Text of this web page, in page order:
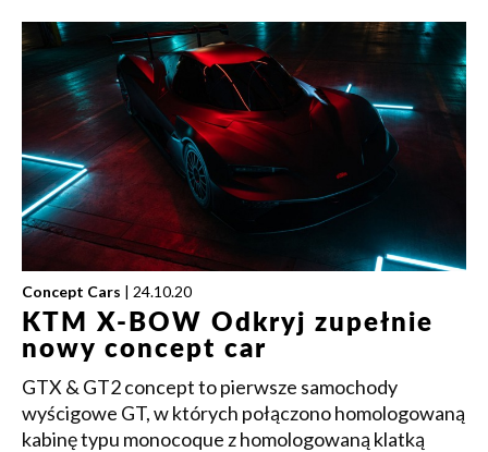
Concept Cars | 24.10.20
KTM X-BOW Odkryj zupełnie
nowy concept car
GTX & GT2 concept to pierwsze samochody
wyścigowe GT, w których połączono homologowaną
kabinę typu monocoque z homologowaną klatką